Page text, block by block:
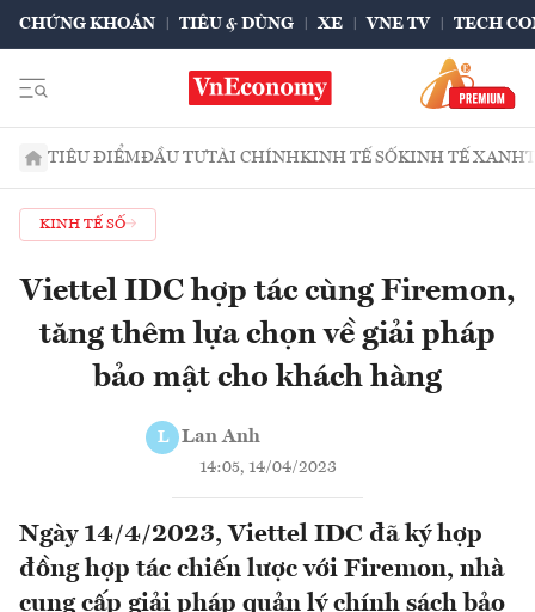
CHỨNG KHOÁN TIÊU & DÙNG XE VNE TV TECH
TIÊU ĐIỂMĐẦU TƯTÀI CHÍNHKINH TẾ SỐKINH TẾ XANH
KINH TẾ SỐ
Viettel IDC hợp tác cùng Firemon,
tăng thêm lựa chọn về giải pháp
bảo mật cho khách hàng
L Lan Anh
14:05, 14/04/2023
Ngày 14/4/2023, Viettel IDC đã ký hợp
đồng hợp tác chiến lược với Firemon, nhà
cung cấp giải pháp quản lý chính sách bảo